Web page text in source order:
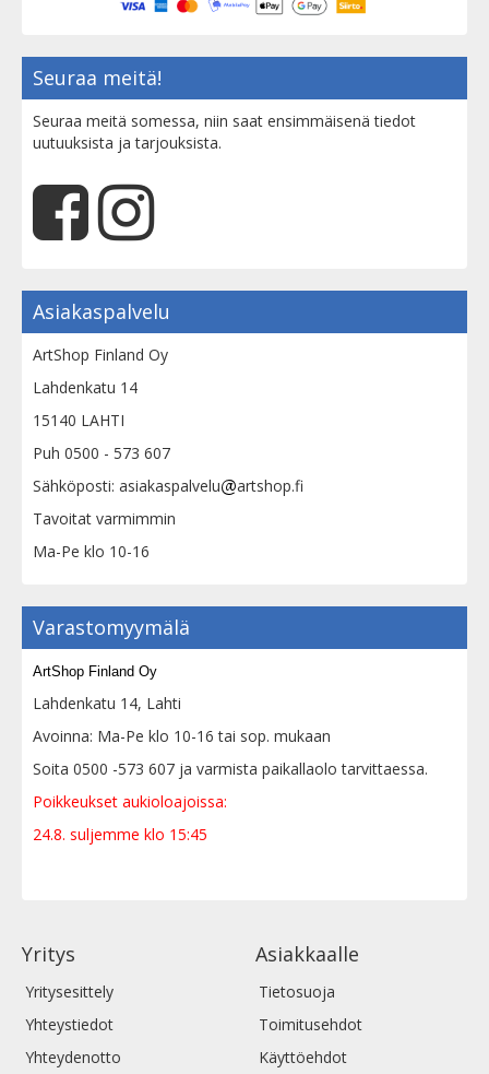
Seuraa meitä!
Seuraa meitä somessa, niin saat ensimmäisenä tiedot
uutuuksista ja tarjouksista.
Asiakaspalvelu
ArtShop Finland Oy
Lahdenkatu 14
15140 LAHTI
Puh 0500 - 573 607
Sähköposti: asiakaspalvelu
artshop.fi
Tavoitat varmimmin
Ma-Pe klo 10-16
Varastomyymälä
ArtShop Finland Oy
Lahdenkatu 14, Lahti
Avoinna: Ma-Pe klo 10-16 tai sop. mukaan
Soita 0500 -573 607 ja varmista paikallaolo tarvittaessa.
Poikkeukset aukioloajoissa:
24.8. suljemme klo 15:45
Yritys
Yritysesittely
Yhteystiedot
Yhteydenotto
Asiakkaalle
Tietosuoja
Toimitusehdot
Käyttöehdot